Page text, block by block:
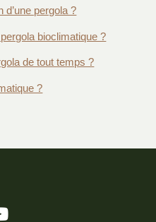
d’une pergola ?
bioclimatique ?
de tout temps ?
?